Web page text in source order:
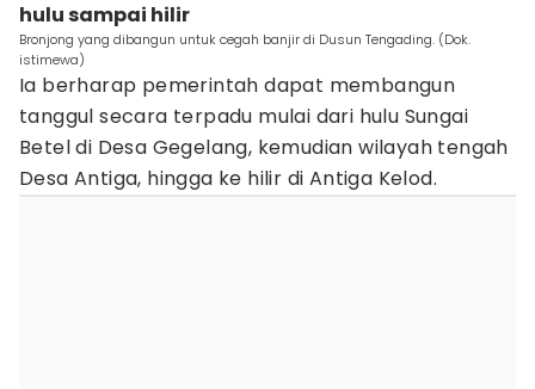
hulu sampai hilir
Bronjong yang dibangun untuk cegah banjir di Dusun Tengading. (Dok.
istimewa)
Ia berharap pemerintah dapat membangun
tanggul secara terpadu mulai dari hulu Sungai
Betel di Desa Gegelang, kemudian wilayah tengah
Desa Antiga, hingga ke hilir di Antiga Kelod.